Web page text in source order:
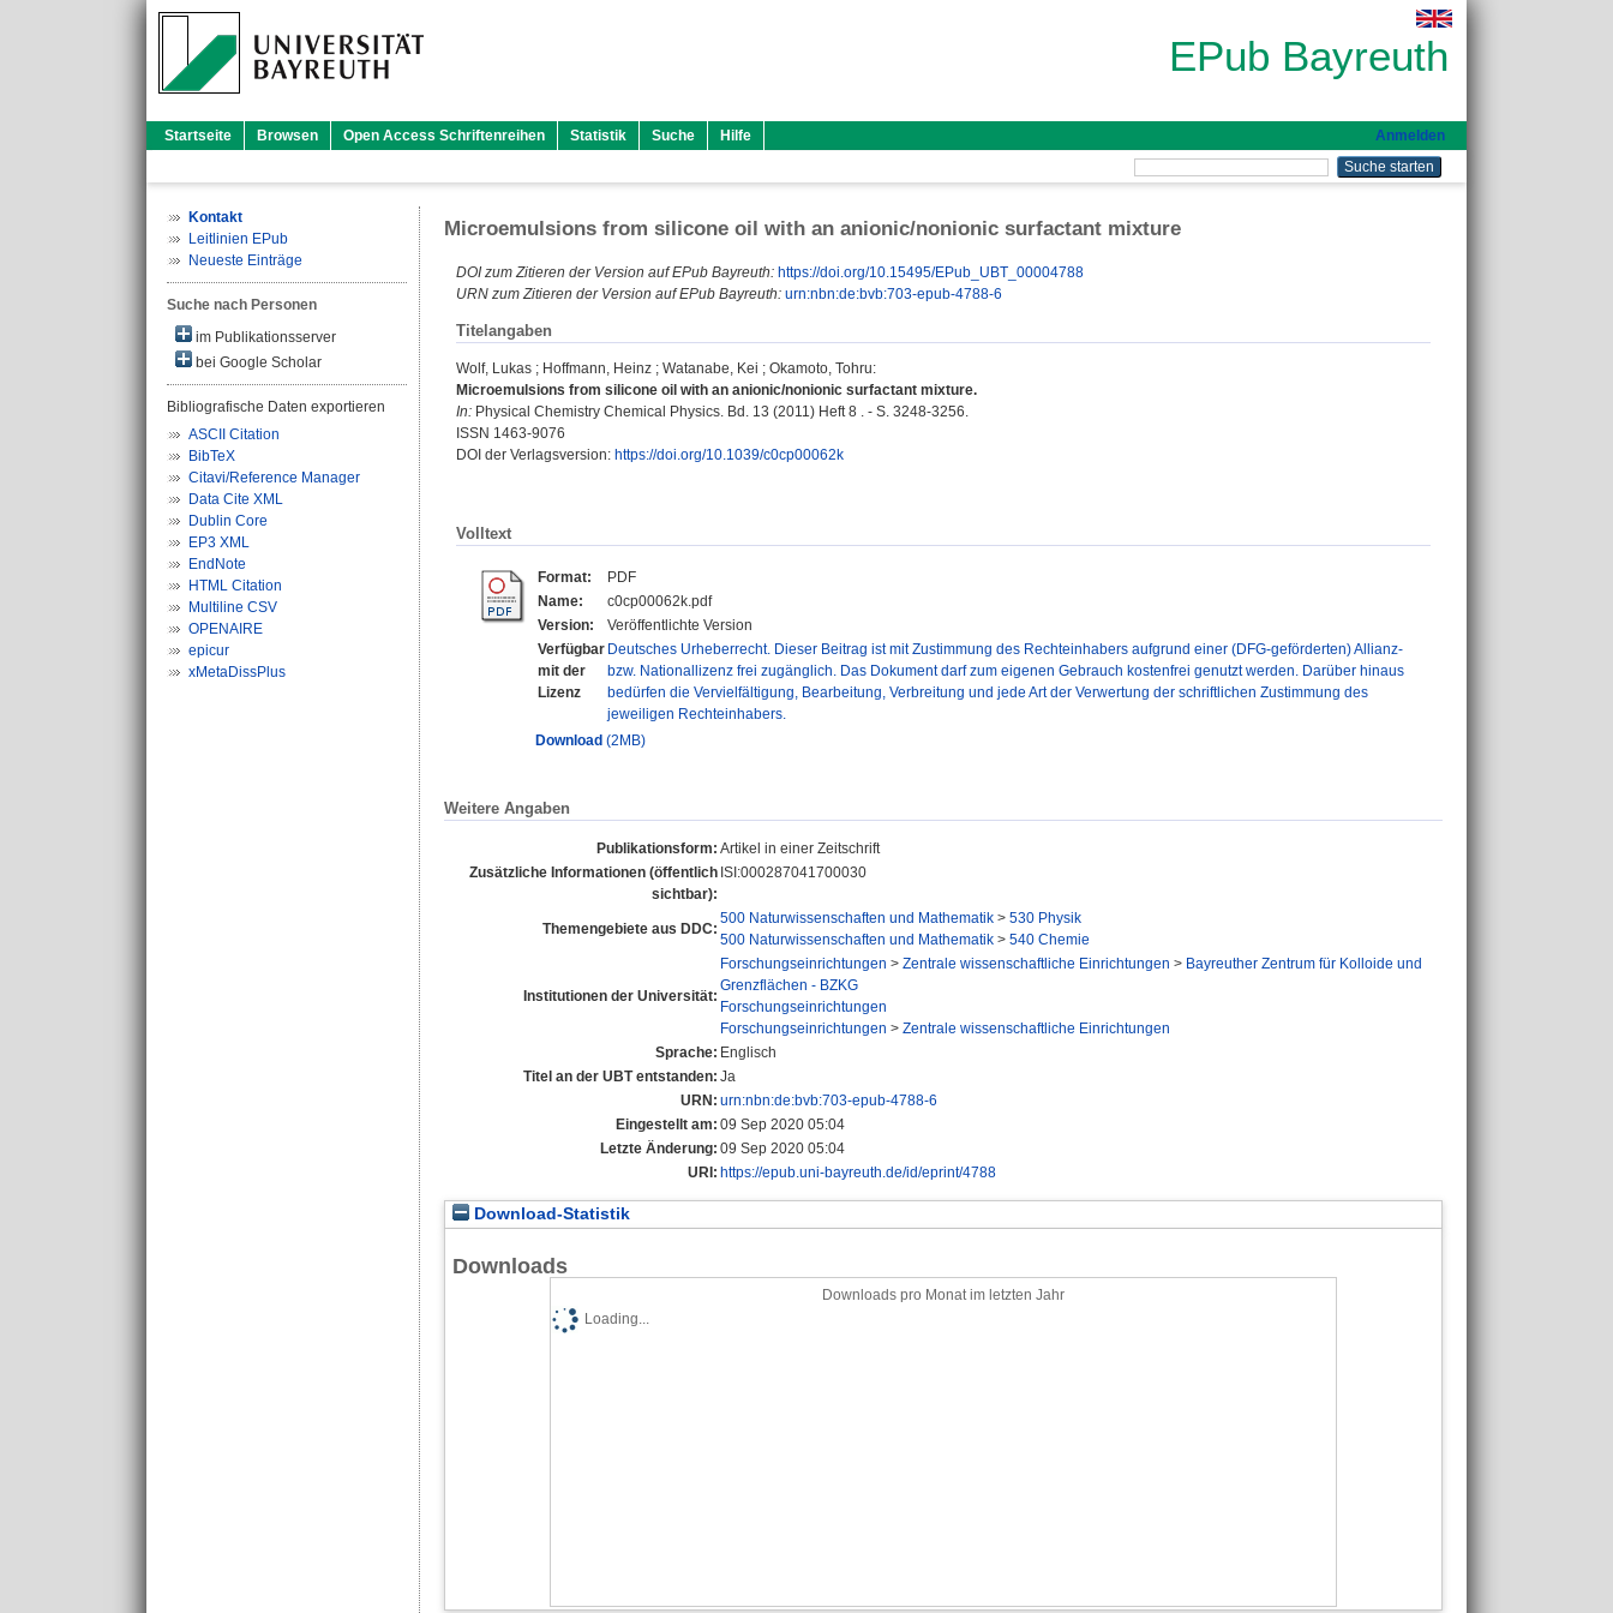
EPub Bayreuth
Startseite Browsen Open Access Schriftenreihen Statistik Suche Hilfe Anmelden
Kontakt
Leitlinien EPub
Neueste Einträge
Suche nach Personen
im Publikationsserver
bei Google Scholar
Bibliografische Daten exportieren
ASCII Citation
BibTeX
Citavi/Reference Manager
Data Cite XML
Dublin Core
EP3 XML
EndNote
HTML Citation
Multiline CSV
OPENAIRE
epicur
xMetaDissPlus
Microemulsions from silicone oil with an anionic/nonionic surfactant mixture
DOI zum Zitieren der Version auf EPub Bayreuth: https://doi.org/10.15495/EPub_UBT_00004788
URN zum Zitieren der Version auf EPub Bayreuth: urn:nbn:de:bvb:703-epub-4788-6
Titelangaben
Wolf, Lukas ; Hoffmann, Heinz ; Watanabe, Kei ; Okamoto, Tohru:
Microemulsions from silicone oil with an anionic/nonionic surfactant mixture.
In: Physical Chemistry Chemical Physics. Bd. 13 (2011) Heft 8 . - S. 3248-3256.
ISSN 1463-9076
DOI der Verlagsversion: https://doi.org/10.1039/c0cp00062k
Volltext
Format:
PDF
Name:
c0cp00062k.pdf
Version:
Veröffentlichte Version
Verfügbar
mit der
Lizenz
Deutsches Urheberrecht. Dieser Beitrag ist mit Zustimmung des Rechteinhabers aufgrund einer (DFG-geförderten) Allianz-
bzw. Nationallizenz frei zugänglich. Das Dokument darf zum eigenen Gebrauch kostenfrei genutzt werden. Darüber hinaus
bedürfen die Vervielfältigung, Bearbeitung, Verbreitung und jede Art der Verwertung der schriftlichen Zustimmung des
jeweiligen Rechteinhabers.
Download (2MB)
Weitere Angaben
Publikationsform: Artikel in einer Zeitschrift
Zusätzliche Informationen (öffentlich
sichtbar):
ISI:000287041700030
Themengebiete aus DDC:
500 Naturwissenschaften und Mathematik > 530 Physik
500 Naturwissenschaften und Mathematik > 540 Chemie
Institutionen der Universität:
Forschungseinrichtungen > Zentrale wissenschaftliche Einrichtungen > Bayreuther Zentrum für Kolloide und
Grenzflächen - BZKG
Forschungseinrichtungen
Forschungseinrichtungen > Zentrale wissenschaftliche Einrichtungen
Sprache: Englisch
Titel an der UBT entstanden: Ja
URN: urn:nbn:de:bvb:703-epub-4788-6
Eingestellt am: 09 Sep 2020 05:04
Letzte Änderung: 09 Sep 2020 05:04
URI: https://epub.uni-bayreuth.de/id/eprint/4788
Download-Statistik
Downloads
Downloads pro Monat im letzten Jahr
Loading...